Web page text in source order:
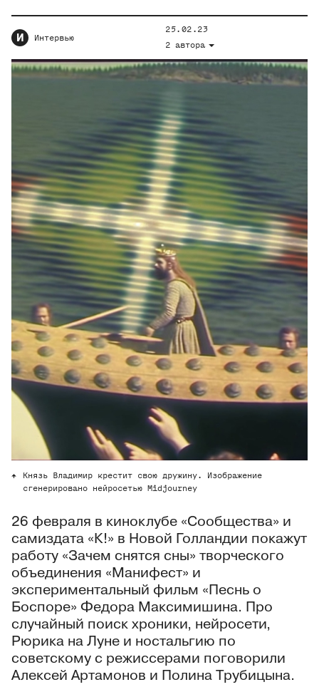
И Интервью
25.02.23
2 автора
Князь Владимир крестит свою дружину. Изображение
сгенерировано нейросетью Midjourney
26 февраля в киноклубе «Сообщества» и
самиздата «К!» в Новой Голландии покажут
работу «Зачем снятся сны» творческого
объединения «Манифест» и
экспериментальный фильм «Песнь о
Боспоре» Федора Максимишина. Про
случайный поиск хроники, нейросети,
Рюрика на Луне и ностальгию по
советскому с режиссерами поговорили
Алексей Артамонов и Полина Трубицына.